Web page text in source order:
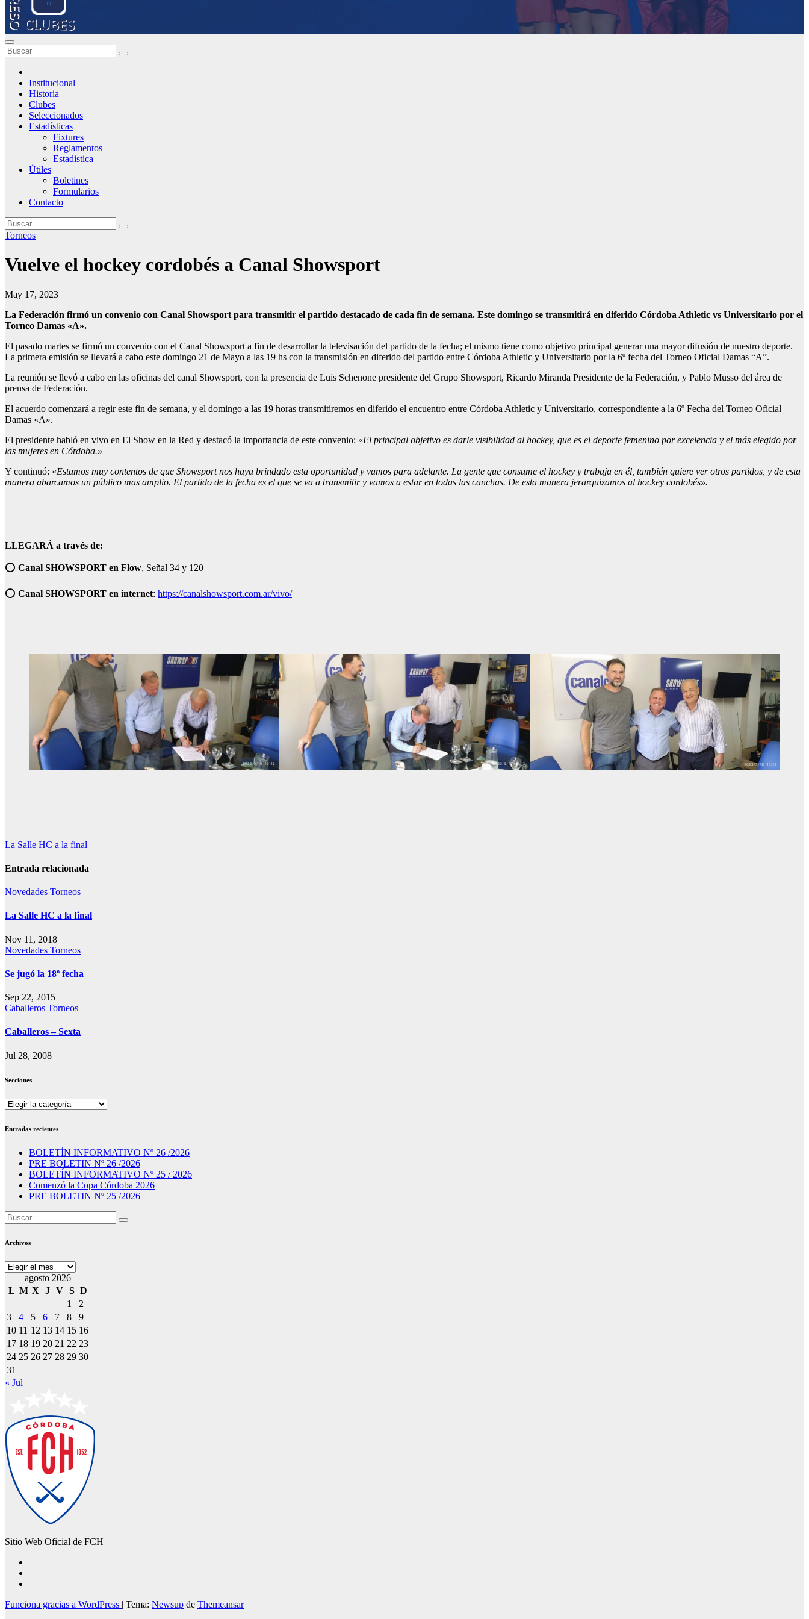
Institucional
Historia
Clubes
Seleccionados
Estadísticas
Fixtures
Reglamentos
Estadistica
Útiles
Boletines
Formularios
Contacto
Torneos
Vuelve el hockey cordobés a Canal Showsport
May 17, 2023
La Federación firmó un convenio con Canal Showsport para transmitir el partido destacado de cada fin de semana. Este domingo se transmitirá en diferido Córdoba Athletic vs Universitario por el
Torneo Damas «A».
El pasado martes se firmó un convenio con el Canal Showsport a fin de desarrollar la televisación del partido de la fecha; el mismo tiene como objetivo principal generar una mayor difusión de nuestro deporte.
La primera emisión se llevará a cabo este domingo 21 de Mayo a las 19 hs con la transmisión en diferido del partido entre Córdoba Athletic y Universitario por la 6º fecha del Torneo Oficial Damas “A”.
La reunión se llevó a cabo en las oficinas del canal Showsport, con la presencia de Luis Schenone presidente del Grupo Showsport, Ricardo Miranda Presidente de la Federación, y Pablo Musso del área de
prensa de Federación.
El acuerdo comenzará a regir este fin de semana, y el domingo a las 19 horas transmitiremos en diferido el encuentro entre Córdoba Athletic y Universitario, correspondiente a la 6º Fecha del Torneo Oficial
Damas «A».
El presidente habló en vivo en El Show en la Red y destacó la importancia de este convenio: «El principal objetivo es darle visibilidad al hockey, que es el deporte femenino por excelencia y el más elegido por
las mujeres en Córdoba.»
Y continuó: «Estamos muy contentos de que Showsport nos haya brindado esta oportunidad y vamos para adelante. La gente que consume el hockey y trabaja en él, también quiere ver otros partidos, y de esta
manera abarcamos un público mas amplio. El partido de la fecha es el que se va a transmitir y vamos a estar en todas las canchas. De esta manera jerarquizamos al hockey cordobés».
LLEGARÁ a través de:
⭕ Canal SHOWSPORT en Flow, Señal 34 y 120
⭕ Canal SHOWSPORT en internet: https://canalshowsport.com.ar/vivo/
Navegación
de
La Salle HC a la final
Entrada relacionada
Novedades Torneos
La Salle HC a la final
Nov 11, 2018
Novedades Torneos
Se jugó la 18º fecha
Sep 22, 2015
Caballeros Torneos
Caballeros – Sexta
Jul 28, 2008
Secciones
Secciones
Entradas recientes
BOLETÍN INFORMATIVO Nº 26 /2026
PRE BOLETIN Nº 26 /2026
BOLETÍN INFORMATIVO Nº 25 / 2026
Comenzó la Copa Córdoba 2026
PRE BOLETIN Nº 25 /2026
Archivos
Archivos
agosto 2026
L M X J V S D
1
2
3
4 5 6 7 8
9
10 11 12 13 14 15 16
17 18 19 20 21 22 23
24 25 26 27 28 29 30
31
« Jul
Sitio Web Oficial de FCH
Funciona gracias a WordPress | Tema: Newsup de Themeansar